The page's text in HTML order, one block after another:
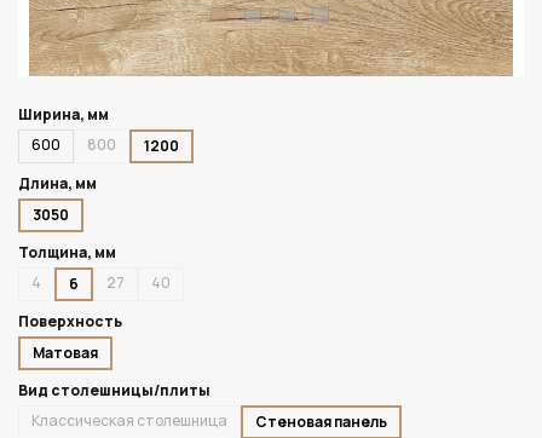
Ширина, мм
600
800
1200
Длина, мм
3050
Толщина, мм
4
6 27
40
Поверхность
Матовая
Вид столешницы/плиты
Классическая столешница
Стеновая панель